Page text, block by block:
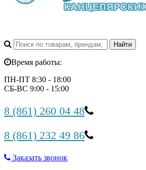
Время работы:
ПН-ПТ 8:30 - 18:00
СБ-ВС 9:00 - 15:00
8 (861) 260 04 48
8 (861) 232 49 86
Заказать звонок